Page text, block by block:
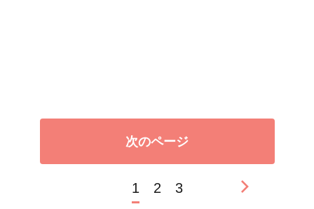
次のページ
1 2 3